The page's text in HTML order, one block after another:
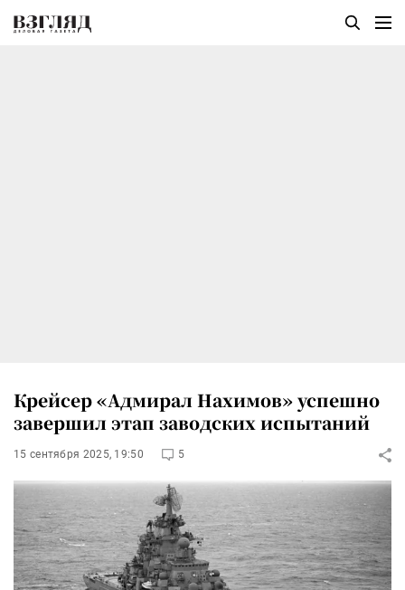
Крейсер «Адмирал Нахимов» успешно
завершил этап заводских испытаний
15 сентября 2025, 19:50 5